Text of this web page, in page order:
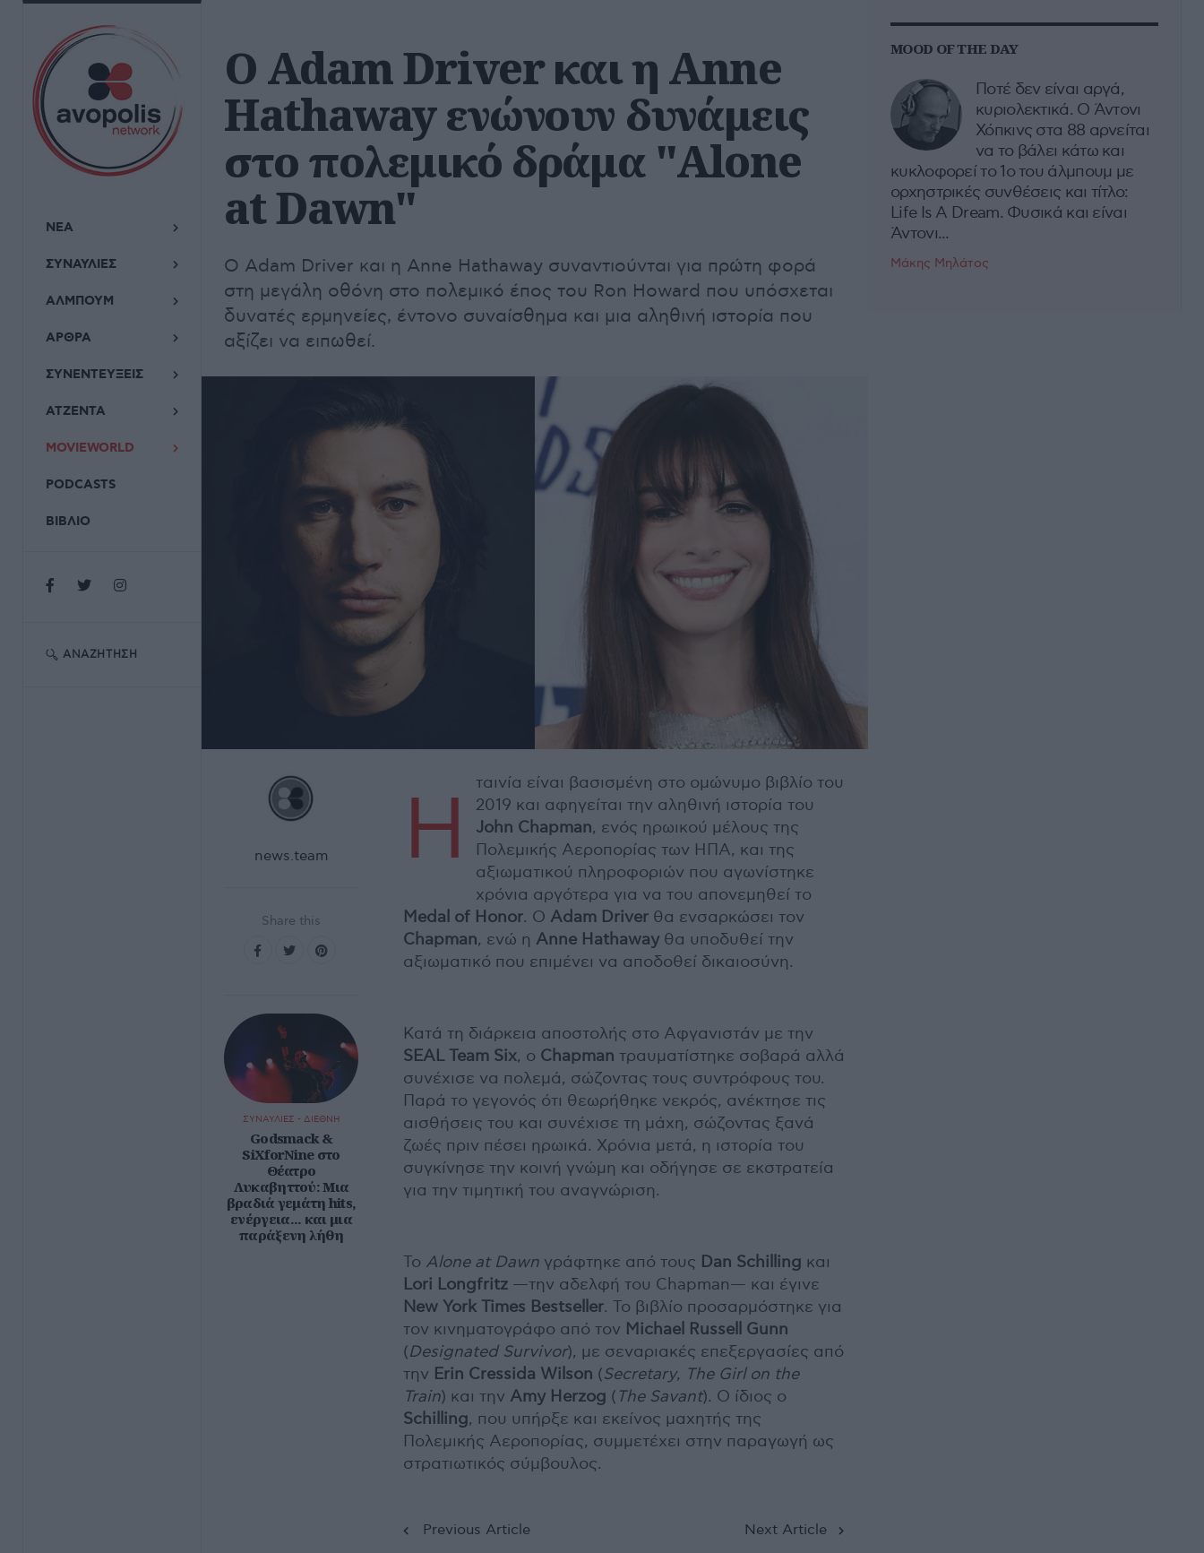
ΝΕΑ
ΣΥΝΑΥΛΙΕΣ
ΑΛΜΠΟΥΜ
ΑΡΘΡΑ
ΣΥΝΕΝΤΕΥΞΕΙΣ
ΑΤΖΕΝΤΑ
MOVIEWORLD
PODCASTS
ΒΙΒΛΙΟ
ΑΝΑΖΉΤΗΣΗ
Ο Adam Driver και η Anne
Hathaway ενώνουν δυνάμεις
στο πολεμικό δράμα "Alone
at Dawn"
O Adam Driver και η Anne Hathaway συναντιούνται για πρώτη φορά
στη μεγάλη οθόνη στο πολεμικό έπος του Ron Howard που υπόσχεται
δυνατές ερμηνείες, έντονο συναίσθημα και μια αληθινή ιστορία που
αξίζει να ειπωθεί.
news.team
Share this
ΣΥΝΑΥΛΙΕΣ - ΔΙΕΘΝΗ
Godsmack &
SiXforNine στο
Θέατρο
Λυκαβηττού: Μια
βραδιά γεμάτη hits,
ενέργεια... και μια
παράξενη λήθη
Η
ταινία είναι βασισμένη στο ομώνυμο βιβλίο του
2019 και αφηγείται την αληθινή ιστορία του
John Chapman, ενός ηρωικού μέλους της
Πολεμικής Αεροπορίας των ΗΠΑ, και της
αξιωματικού πληροφοριών που αγωνίστηκε
χρόνια αργότερα για να του απονεμηθεί το
Medal of Honor. Ο Adam Driver θα ενσαρκώσει τον
Chapman, ενώ η Anne Hathaway θα υποδυθεί την
αξιωματικό που επιμένει να αποδοθεί δικαιοσύνη.
Κατά τη διάρκεια αποστολής στο Αφγανιστάν με την
SEAL Team Six, ο Chapman τραυματίστηκε σοβαρά αλλά
συνέχισε να πολεμά, σώζοντας τους συντρόφους του.
Παρά το γεγονός ότι θεωρήθηκε νεκρός, ανέκτησε τις
αισθήσεις του και συνέχισε τη μάχη, σώζοντας ξανά
ζωές πριν πέσει ηρωικά. Χρόνια μετά, η ιστορία του
συγκίνησε την κοινή γνώμη και οδήγησε σε εκστρατεία
για την τιμητική του αναγνώριση.
Το Alone at Dawn γράφτηκε από τους Dan Schilling και
Lori Longfritz —την αδελφή του Chapman— και έγινε
New York Times Bestseller. Το βιβλίο προσαρμόστηκε για
τον κινηματογράφο από τον Michael Russell Gunn
(Designated Survivor), με σεναριακές επεξεργασίες από
την Erin Cressida Wilson (Secretary, The Girl on the
Train) και την Amy Herzog ( The Savant). Ο ίδιος ο
Schilling, που υπήρξε και εκείνος μαχητής της
Πολεμικής Αεροπορίας, συμμετέχει στην παραγωγή ως
στρατιωτικός σύμβουλος.
Previous Article Next Article
MOOD OF THE DAY
Ποτέ δεν είναι αργά,
κυριολεκτικά. Ο Άντονι
Χόπκινς στα 88 αρνείται
να το βάλει κάτω και
κυκλοφορεί το 1ο του άλμπουμ με
ορχηστρικές συνθέσεις και τίτλο:
Life Is A Dream. Φυσικά και είναι
Άντονι...
Μάκης Μηλάτος